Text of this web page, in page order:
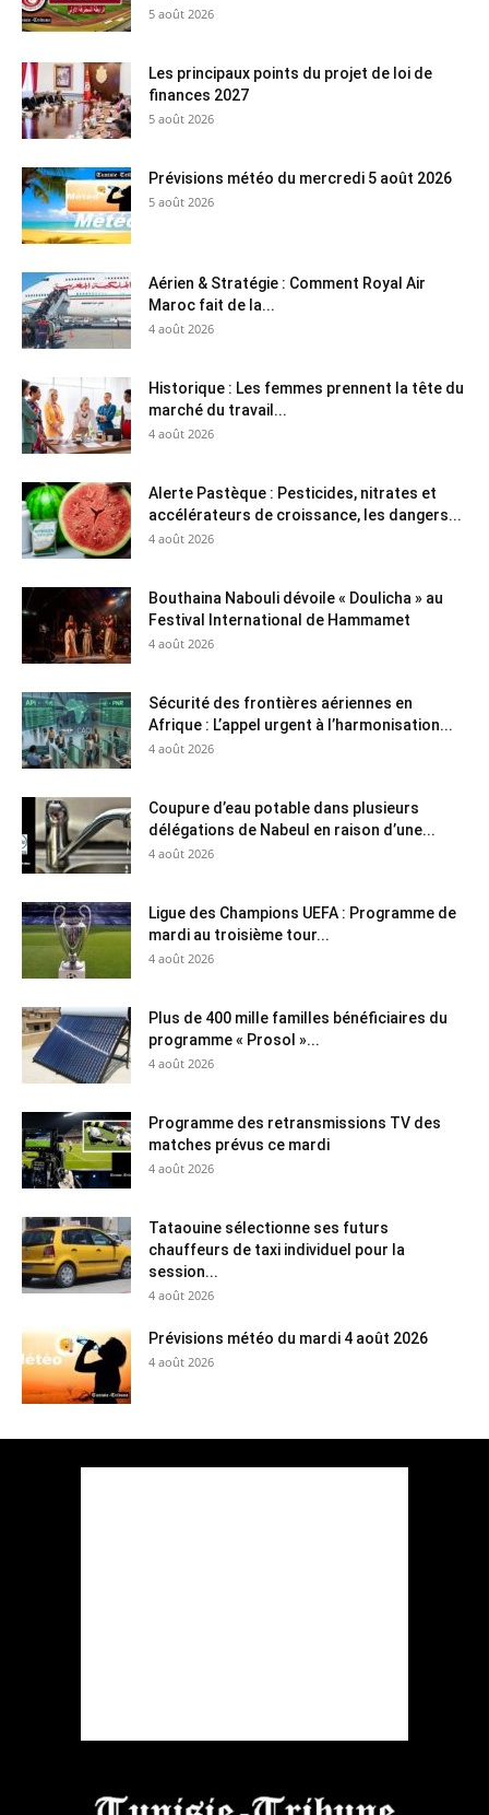
5 août 2026
Les principaux points du projet de loi de
finances 2027
5 août 2026
Prévisions météo du mercredi 5 août 2026
5 août 2026
Aérien & Stratégie : Comment Royal Air
Maroc fait de la...
4 août 2026
Historique : Les femmes prennent la tête du
marché du travail...
4 août 2026
Alerte Pastèque : Pesticides, nitrates et
accélérateurs de croissance, les dangers...
4 août 2026
Bouthaina Nabouli dévoile « Doulicha » au
Festival International de Hammamet
4 août 2026
Sécurité des frontières aériennes en
Afrique : L’appel urgent à l’harmonisation...
4 août 2026
Coupure d’eau potable dans plusieurs
délégations de Nabeul en raison d’une...
4 août 2026
Ligue des Champions UEFA : Programme de
mardi au troisième tour...
4 août 2026
Plus de 400 mille familles bénéficiaires du
programme « Prosol »...
4 août 2026
Programme des retransmissions TV des
matches prévus ce mardi
4 août 2026
Tataouine sélectionne ses futurs
chauffeurs de taxi individuel pour la
session...
4 août 2026
Prévisions météo du mardi 4 août 2026
4 août 2026